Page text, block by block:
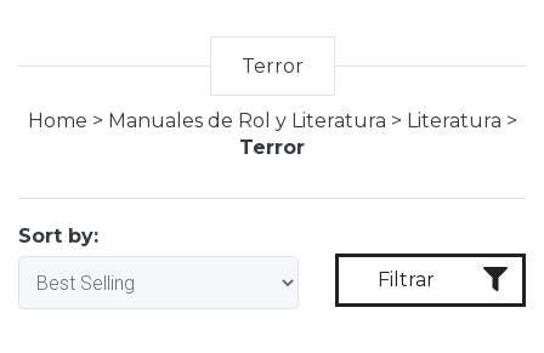
Terror
Home > Manuales de Rol y Literatura > Literatura >
Terror
Sort by:
Filtrar